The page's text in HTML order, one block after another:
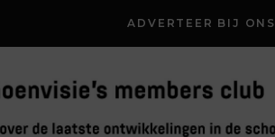
ADVERTEER BIJ ONS